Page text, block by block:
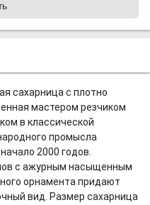
сахарница с плотно
мастером резчиком
в классической
промысла
2000 годов.
с ажурным насыщенным
орнамента придают
вид. Размер сахарница